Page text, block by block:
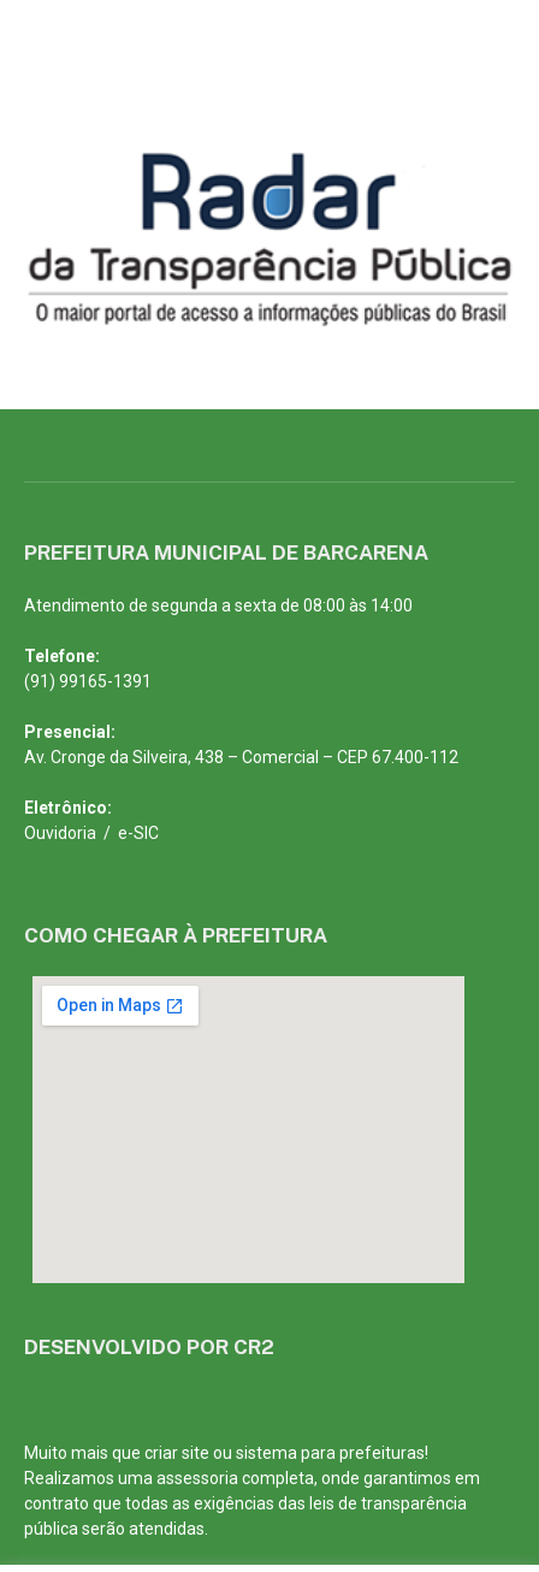
PREFEITURA MUNICIPAL DE BARCARENA
Atendimento de segunda a sexta de 08:00 às 14:00
Telefone:
(91) 99165-1391
Presencial:
Av. Cronge da Silveira, 438 – Comercial – CEP 67.400-112
Eletrônico:
Ouvidoria / e-SIC
COMO CHEGAR À PREFEITURA
DESENVOLVIDO POR CR2
Muito mais que criar site ou sistema para prefeituras!
Realizamos umaassessoriacompleta, onde garantimos em
contrato que todas as exigências das leis de transparência
públicaserão atendidas.